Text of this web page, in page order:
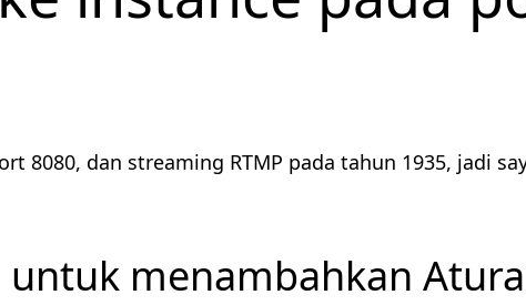
8080, dan streaming RTMP pada tahun 1935, jadi
menambahkan